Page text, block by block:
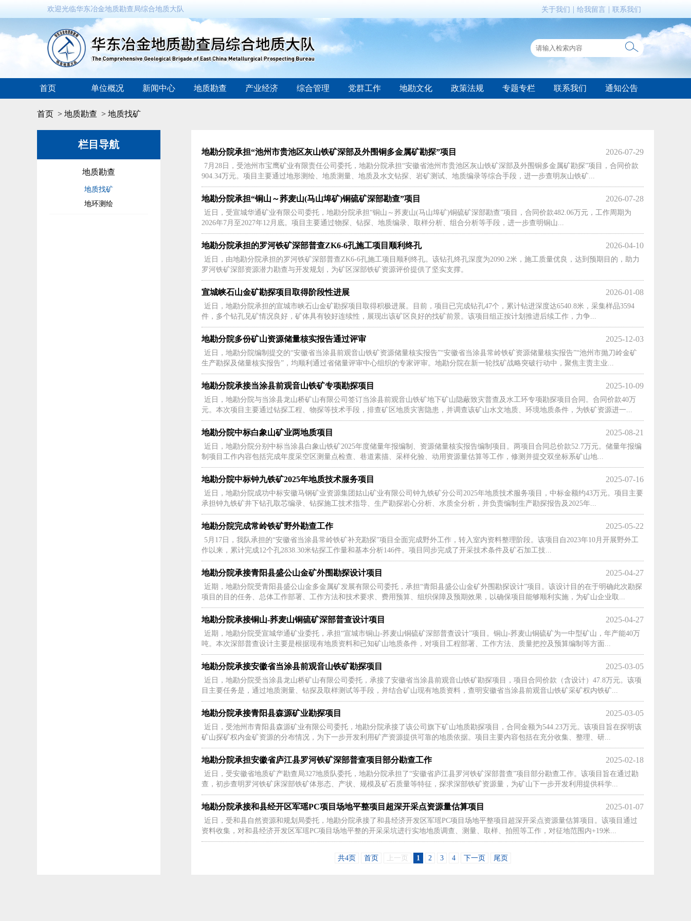
欢迎光临华东冶金地质勘查局综合地质大队 关于我们 | 给我留言 | 联系我们
首页 单位概况 新闻中心 地质勘查 产业经济 综合管理 党群工作 地勘文化 政策法规 专题专栏 联系我们 通知公告
首页 > 地质勘查 > 地质找矿
栏目导航
地质勘查
地质找矿
地环测绘
地勘分院承担“池州市贵池区灰山铁矿深部及外围铜多金属矿勘探”项目 2026-07-29
7月28日，受池州市宝鹰矿业有限责任公司委托，地勘分院承担“安徽省池州市贵池区灰山铁矿深部及外围铜多金属矿勘探”项目，合同价款
904.34万元。项目主要通过地形测绘、地质测量、地质及水文钻探、岩矿测试、地质编录等综合手段，进一步查明灰山铁矿...
地勘分院承担“铜山～荞麦山(马山埠矿)铜硫矿深部勘查”项目 2026-07-28
近日，受宣城华通矿业有限公司委托，地勘分院承担“铜山～荞麦山(马山埠矿)铜硫矿深部勘查”项目，合同价款482.06万元，工作周期为
2026年7月至2027年12月底。项目主要通过物探、钻探、地质编录、取样分析、组合分析等手段，进一步查明铜山...
地勘分院承担的罗河铁矿深部普查ZK6-6孔施工项目顺利终孔 2026-04-10
近日，由地勘分院承担的罗河铁矿深部普查ZK6-6孔施工项目顺利终孔。该钻孔终孔深度为2090.2米，施工质量优良，达到预期目的，助力
罗河铁矿深部资源潜力勘查与开发规划，为矿区深部铁矿资源评价提供了坚实支撑。
宣城峡石山金矿勘探项目取得阶段性进展 2026-01-08
近日，地勘分院承担的宣城市峡石山金矿勘探项目取得积极进展。目前，项目已完成钻孔47个，累计钻进深度达6540.8米，采集样品3594
件，多个钻孔见矿情况良好，矿体具有较好连续性，展现出该矿区良好的找矿前景。该项目组正按计划推进后续工作，力争...
地勘分院多份矿山资源储量核实报告通过评审 2025-12-03
近日，地勘分院编制提交的“安徽省当涂县前观音山铁矿资源储量核实报告”“安徽省当涂县常岭铁矿资源储量核实报告”“池州市抛刀岭金矿
生产勘探及储量核实报告”，均顺利通过省储量评审中心组织的专家评审。地勘分院在新一轮找矿战略突破行动中，聚焦主责主业...
地勘分院承接当涂县前观音山铁矿专项勘探项目 2025-10-09
近日，地勘分院与当涂县龙山桥矿山有限公司签订当涂县前观音山铁矿地下矿山隐蔽致灾普查及水工环专项勘探项目合同。合同价款40万
元。本次项目主要通过钻探工程、物探等技术手段，排查矿区地质灾害隐患，并调查该矿山水文地质、环境地质条件，为铁矿资源进一...
地勘分院中标白象山矿业两地质项目 2025-08-21
近日，地勘分院分别中标当涂县白象山铁矿2025年度储量年报编制、资源储量核实报告编制项目。两项目合同总价款52.7万元。储量年报编
制项目工作内容包括完成年度采空区测量点检查、巷道素描、采样化验、动用资源量估算等工作，修测并提交双坐标系矿山地...
地勘分院中标钟九铁矿2025年地质技术服务项目 2025-07-16
近日，地勘分院成功中标安徽马钢矿业资源集团姑山矿业有限公司钟九铁矿分公司2025年地质技术服务项目，中标金额约43万元。项目主要
承担钟九铁矿井下钻孔取芯编录、钻探施工技术指导、生产勘探岩心分析、水质全分析，并负责编制生产勘探报告及2025年...
地勘分院完成常岭铁矿野外勘查工作 2025-05-22
5月17日，我队承担的“安徽省当涂县常岭铁矿补充勘探”项目全面完成野外工作，转入室内资料整理阶段。该项目自2023年10月开展野外工
作以来，累计完成12个孔2838.30米钻探工作量和基本分析146件。项目同步完成了开采技术条件及矿石加工技...
地勘分院承接青阳县盛公山金矿外围勘探设计项目 2025-04-27
近期，地勘分院受青阳县盛公山金多金属矿发展有限公司委托，承担“青阳县盛公山金矿外围勘探设计”项目。该设计目的在于明确此次勘探
项目的目的任务、总体工作部署、工作方法和技术要求、费用预算、组织保障及预期效果，以确保项目能够顺利实施，为矿山企业取...
地勘分院承接铜山-荞麦山铜硫矿深部普查设计项目 2025-04-27
近期，地勘分院受宣城华通矿业委托，承担“宣城市铜山-荞麦山铜硫矿深部普查设计”项目。铜山-荞麦山铜硫矿为一中型矿山，年产能40万
吨。本次深部普查设计主要是根据现有地质资料和已知矿山地质条件，对项目工程部署、工作方法、质量把控及预算编制等方面...
地勘分院承接安徽省当涂县前观音山铁矿勘探项目 2025-03-05
近日，地勘分院受当涂县龙山桥矿山有限公司委托，承接了安徽省当涂县前观音山铁矿勘探项目，项目合同价款（含设计）47.8万元。该项
目主要任务是，通过地质测量、钻探及取样测试等手段，并结合矿山现有地质资料，查明安徽省当涂县前观音山铁矿采矿权内铁矿...
地勘分院承接青阳县森源矿业勘探项目 2025-03-05
近日，受池州市青阳县森源矿业有限公司委托，地勘分院承接了该公司旗下矿山地质勘探项目，合同金额为544.23万元。该项目旨在探明该
矿山探矿权内金矿资源的分布情况，为下一步开发利用矿产资源提供可靠的地质依据。项目主要内容包括在充分收集、整理、研...
地勘分院承担安徽省庐江县罗河铁矿深部普查项目部分勘查工作 2025-02-18
近日，受安徽省地质矿产勘查局327地质队委托，地勘分院承担了“安徽省庐江县罗河铁矿深部普查”项目部分勘查工作。该项目旨在通过勘
查，初步查明罗河铁矿床深部铁矿体形态、产状、规模及矿石质量等特征，探求深部铁矿资源量，为矿山下一步开发利用提供科学...
地勘分院承接和县经开区军瑶PC项目场地平整项目超深开采点资源量估算项目 2025-01-07
近日，受和县自然资源和规划局委托，地勘分院承接了和县经济开发区军瑶PC项目场地平整项目超深开采点资源量估算项目。该项目通过
资料收集，对和县经济开发区军瑶PC项目场地平整的开采采坑进行实地地质调查、测量、取样、拍照等工作，对征地范围内+19米...
共4页 首页 上一页 1 2 3 4 下一页 尾页